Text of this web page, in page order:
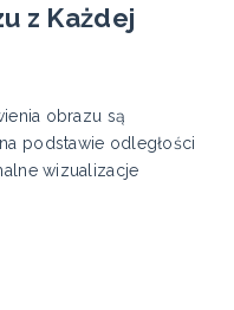
z Każdej
obrazu są
podstawie odległości
wizualizacje